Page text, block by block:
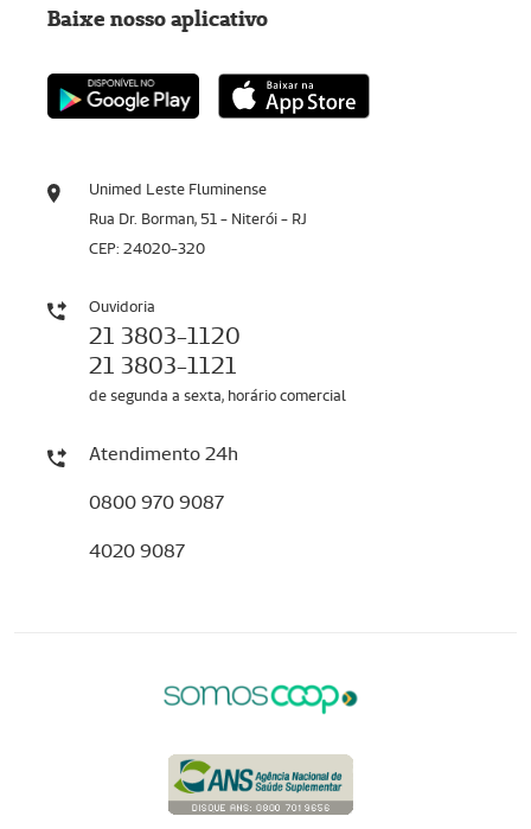
Unimed Leste Fluminense
Rua Dr. Borman, 51 - Niterói - RJ
CEP: 24020-320
Ouvidoria
21 3803-1120
21 3803-1121
de segunda a sexta, horário comercial
Atendimento 24h
0800 970 9087
4020 9087
Baixe nosso aplicativo